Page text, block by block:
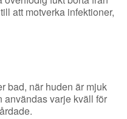
att motverka infektioner,
bad, när huden är mjuk
användas varje kväll för